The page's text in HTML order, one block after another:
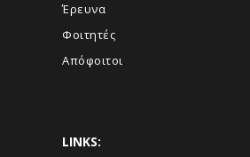
Έρευνα
Φοιτητές
Απόφοιτοι
LINKS: